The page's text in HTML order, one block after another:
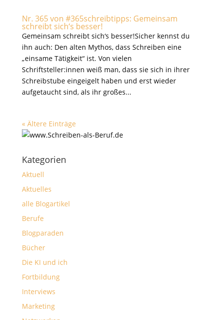
Nr. 365 von #365schreibtipps: Gemeinsam
schreibt sich‘s besser!
Gemeinsam schreibt sich‘s besser!Sicher kennst du
ihn auch: Den alten Mythos, dass Schreiben eine
„einsame Tätigkeit“ ist. Von vielen
Schriftsteller:innen weiß man, dass sie sich in ihrer
Schreibstube eingeigelt haben und erst wieder
aufgetaucht sind, als ihr großes...
« Ältere Einträge
Kategorien
Aktuell
Aktuelles
alle Blogartikel
Berufe
Blogparaden
Bücher
Die KI und ich
Fortbildung
Interviews
Marketing